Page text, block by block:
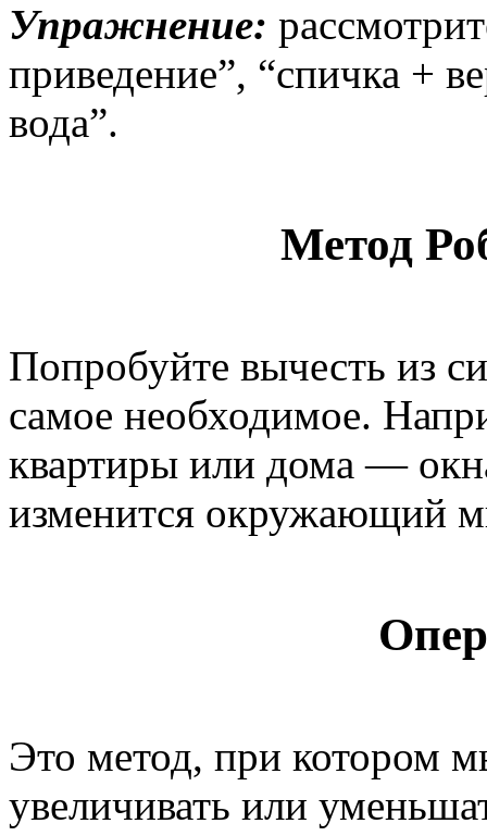
Упражнение:
приведение”, “спичка +
вода”.
Метод
Попробуйте вычесть из
самое необходимое.
квартиры или дома —
изменится окружающий
Это метод, при котором
увеличивать или